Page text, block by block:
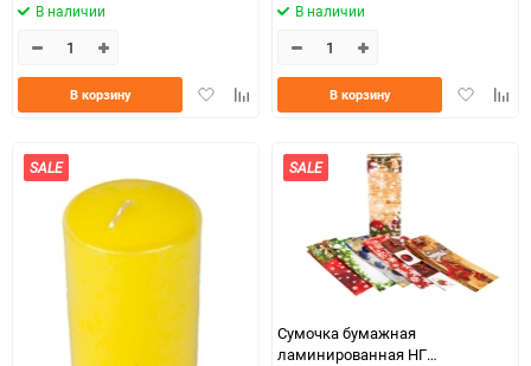
В наличии
ДобавитьДобавить
В корзину
В наличии
Добавить
В корзину
SALE SALE
Сумочка бумажная
ламинированная НГ